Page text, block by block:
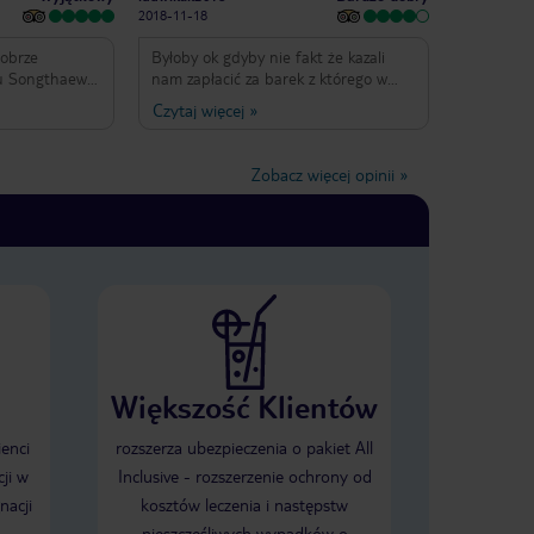
Songthaew-i
Termina
własną
Minibar
butelki
i
dodatkowa
bardzo
dla
tajska,
i bardzo
SPA ale
2018-11-18
Byłoby ok gdyby nie fakt że kazali
nam zapłacić za barek z którego w
ogóle nie korzystaliśmy podobno
wypiliśmy jakieś soki.Proponuję
zdjęcie wnętrza lodówki najlepiej przy
obecności pokojówki żeby nie było
zostawiłam polskie słodycze(wcale nie
wrócę ale na pewno nie do tego
Czytaj więcej »
Zobacz więcej opinii »
w
Większość Klientów
rozszerza ubezpieczenia o pakiet All
Inclusive - rozszerzenie ochrony od
kosztów leczenia i następstw